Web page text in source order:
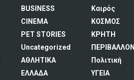
BUSINESS
CINEMA
PET STORIES
Uncategorized
ΑΘΛΗΤΙΚΑ
ΕΛΛΑΔΑ
Καιρός
ΚΟΣΜΟΣ
ΚΡΗΤΗ
ΠΕΡΙΒΑΛΛΟΝ
Πολιτική
ΥΓΕΙΑ